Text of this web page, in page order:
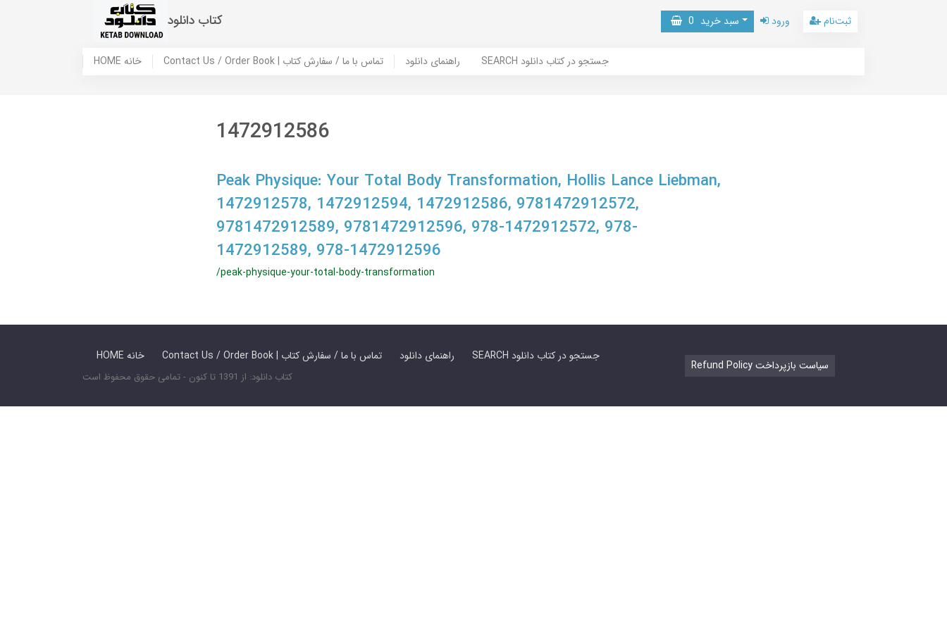
کتاب دانلود سبد خرید 0 ورود ثبت‌نام
HOME خانه Contact Us / Order Book | تماس با ما / سفارش کتاب راهنمای دانلود SEARCH جستجو در کتاب دانلود
1472912586
Peak Physique: Your Total Body Transformation, Hollis Lance Liebman,
1472912578, 1472912594, 1472912586, 9781472912572,
9781472912589, 9781472912596, 978-1472912572, 978-
1472912589, 978-1472912596
/peak-physique-your-total-body-transformation
HOME خانه Contact Us / Order Book | تماس با ما / سفارش کتاب راهنمای دانلود SEARCH جستجو در کتاب دانلود
کتاب دانلود: از 1391 تا کنون - تمامی حقوق محفوظ است
Refund Policy سیاست بازپرداخت